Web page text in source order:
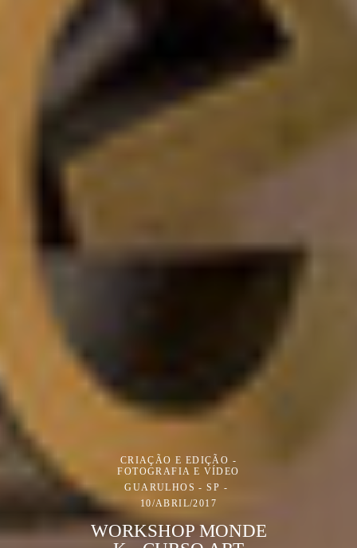
CRIAÇÃO E EDIÇÃO -
FOTOGRAFIA E VÍDEO
GUARULHOS - SP
10/ABRIL/2017
WORKSHOP MONDE